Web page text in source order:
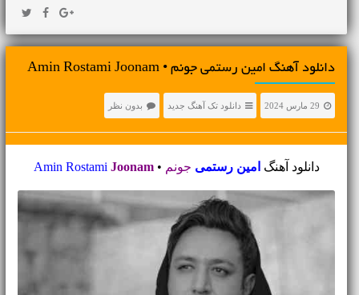
دانلود آهنگ امین رستمی جونم • Amin Rostami Joonam
29 مارس 2024 دانلود تک آهنگ جدید بدون نظر
دانلود آهنگ امین رستمی جونم •
Amin Rostami Joonam